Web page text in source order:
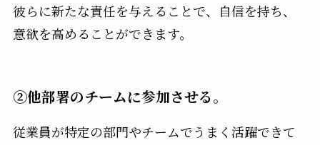
彼らに新たな責任を与えることで、自信を持ち、
意欲を高めることができます。
②他部署のチームに参加させる。
従業員が特定の部門やチームでうまく活躍できて